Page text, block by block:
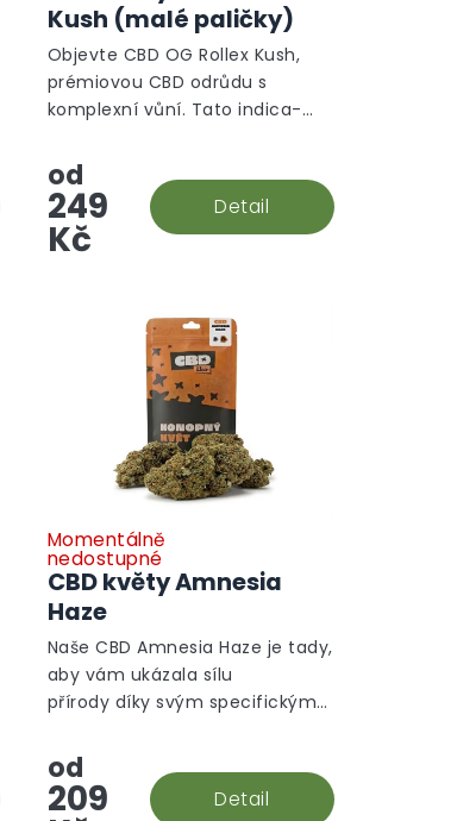
Kush (malé paličky)
od
249
Kč
Detail
Objevte CBD OG Rollex Kush,
prémiovou CBD odrůdu s
komplexní vůní. Tato indica-
vznikla křížením White Fire OG a
OG Kush. Vůně je dřevitá s
nádechem...
Průměrné
hodnocení
produktu
hvězdiček.
CBD květy Amnesia
Haze
Momentálně
nedostupné
od
209 Detail
Naše CBD Amnesia Haze je tady,
aby vám ukázala sílu
přírody díky svým specifickým
aromatu. S pečlivě vybranou
genetikou jde o kvalitní...